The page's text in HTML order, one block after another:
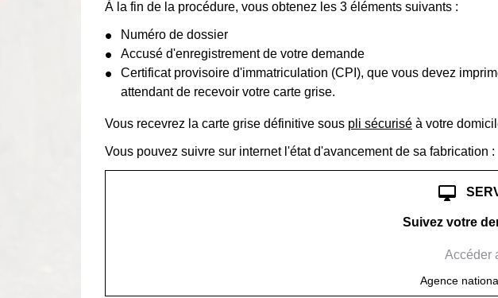
À la fin de la procédure, vous obtenez les 3 éléments suivants :
Numéro de dossier
Accusé d'enregistrement de votre demande
Certificat provisoire d'immatriculation (CPI), que vous devez
attendant de recevoir votre carte grise.
Vous recevrez la carte grise définitive sous pli sécurisé à votre
Vous pouvez suivre sur internet l'état d'avancement de sa fabrication :
desktop_mac
Suivez votre
Accéder
Agence